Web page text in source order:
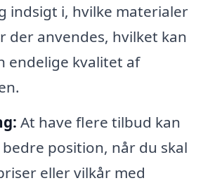
indsigt i, hvilke materialer
der anvendes, hvilket kan
endelige kvalitet af
At have flere tilbud kan
position, når du skal
eller vilkår med